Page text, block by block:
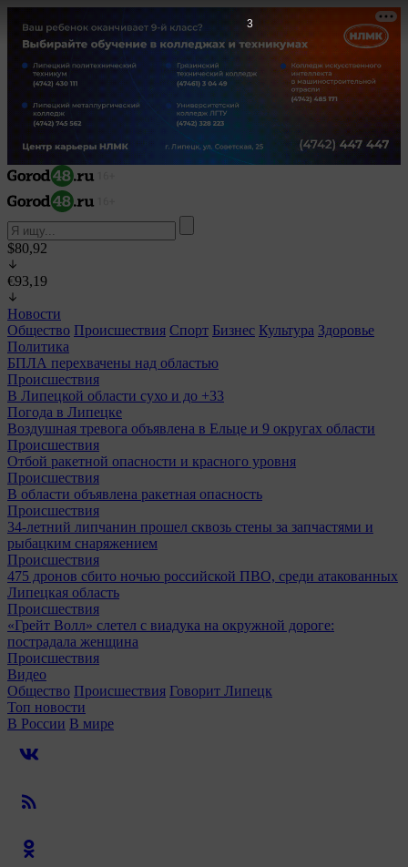
$80,92
€93,19
Новости
Общество Происшествия Спорт Бизнес Культура Здоровье
Политика
БПЛА перехвачены над областью
Происшествия
В Липецкой области сухо и до +33
Погода в Липецке
Воздушная тревога объявлена в Ельце и 9 округах области
Происшествия
Отбой ракетной опасности и красного уровня
Происшествия
В области объявлена ракетная опасность
Происшествия
34-летний липчанин прошел сквозь стены за запчастями и
рыбацким снаряжением
Происшествия
475 дронов сбито ночью российской ПВО, среди атакованных
Липецкая область
Происшествия
«Грейт Волл» слетел с виадука на окружной дороге:
пострадала женщина
Происшествия
Видео
Общество Происшествия Говорит Липецк
Топ новости
В России В мире
2